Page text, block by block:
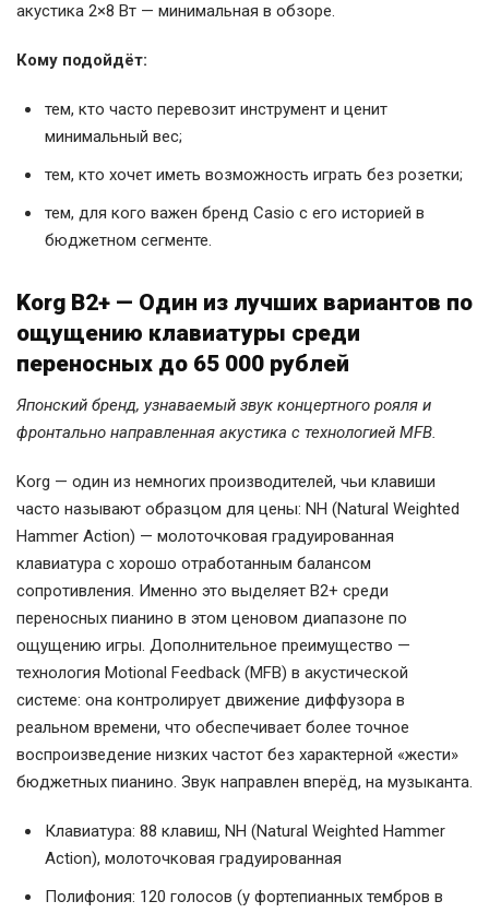
акустика 2×8 Вт — минимальная в обзоре.
Кому подойдёт:
тем, кто часто перевозит инструмент и ценит
минимальный вес;
тем, кто хочет иметь возможность играть без розетки;
тем, для кого важен бренд Casio с его историей в
бюджетном сегменте.
Korg B2+ — Один из лучших вариантов по
ощущению клавиатуры среди
переносных до 65 000 рублей
Японский бренд, узнаваемый звук концертного рояля и
фронтально направленная акустика с технологией MFB.
Korg — один из немногих производителей, чьи клавиши
часто называют образцом для цены: NH (Natural Weighted
Hammer Action) — молоточковая градуированная
клавиатура с хорошо отработанным балансом
сопротивления. Именно это выделяет B2+ среди
переносных пианино в этом ценовом диапазоне по
ощущению игры. Дополнительное преимущество —
технология Motional Feedback (MFB) в акустической
системе: она контролирует движение диффузора в
реальном времени, что обеспечивает более точное
воспроизведение низких частот без характерной «жести»
бюджетных пианино. Звук направлен вперёд, на музыканта.
Клавиатура: 88 клавиш, NH (Natural Weighted Hammer
Action), молоточковая градуированная
Полифония: 120 голосов (у фортепианных тембров в